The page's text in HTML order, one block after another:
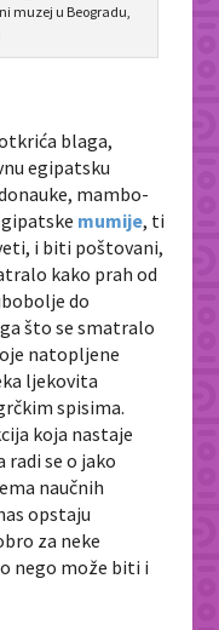
muzej u Beogradu,
blaga,
egipatsku
mambo-
mumije, ti
i biti poštovani,
kako prah od
do
što se smatralo
natopljene
ljekovita
spisima.
koja nastaje
se o jako
naučnih
opstaju
za neke
nego može biti i